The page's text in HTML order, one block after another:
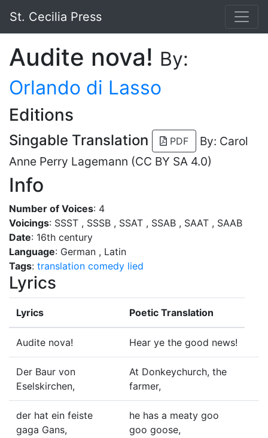
St. Cecilia Press
Audite nova! By:
Orlando di Lasso
Editions
Singable Translation PDF
By: Carol
Anne Perry Lagemann (CC BY SA 4.0)
Info
Number of Voices: 4
Voicings: SSST , SSSB , SSAT , SSAB , SAAT , SAAB
Date: 16th century
Language: German , Latin
Tags: translation comedy lied
Lyrics
Lyrics Poetic Translation
Audite nova! Hear ye the good news!
Der Baur von
Eselskirchen,
At Donkeychurch, the
farmer,
der hat ein feiste
gaga Gans,
he has a meaty goo
goo goose,